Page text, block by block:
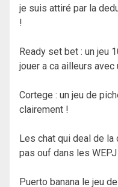
je suis attiré par la
!
Ready set bet : un jeu
jouer a ca ailleurs
Cortege : un jeu de
clairement !
Les chat qui deal de la
pas ouf dans les WEPJ
Puerto banana le jeu